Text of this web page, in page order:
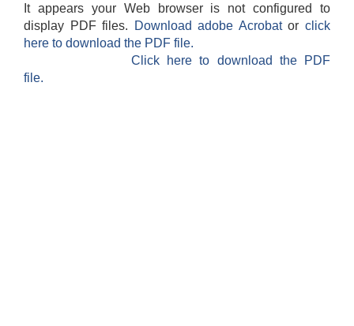
It appears your Web browser is not configured to
display PDF files.
Download adobe Acrobatorclick
here to download the PDF file.
Click here to download the PDF
file.